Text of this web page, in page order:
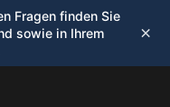
Fragen finden Sie
sowie in Ihrem
×